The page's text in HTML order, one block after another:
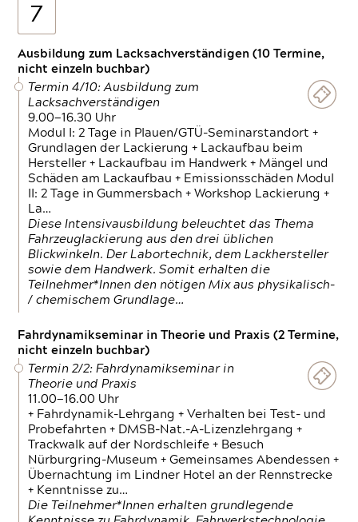
7
Ausbildung zum Lacksachverständigen (10 Termine,
nicht einzeln buchbar)
Termin 4/10: Ausbildung zum
Lacksachverständigen
9.00—16.30 Uhr
Modul I: 2 Tage in Plauen/GTÜ-Seminarstandort +
Grundlagen der Lackierung + Lackaufbau beim
Hersteller + Lackaufbau im Handwerk + Mängel und
Schäden am Lackaufbau + Emissionsschäden Modul
II: 2 Tage in Gummersbach + Workshop Lackierung +
La…
Diese Intensivausbildung beleuchtet das Thema
Fahrzeuglackierung aus den drei üblichen
Blickwinkeln. Der Labortechnik, dem Lackhersteller
sowie dem Handwerk. Somit erhalten die
Teilnehmer*Innen den nötigen Mix aus physikalisch-
/ chemischem Grundlage…
Fahrdynamikseminar in Theorie und Praxis (2 Termine,
nicht einzeln buchbar)
Termin 2/2: Fahrdynamikseminar in
Theorie und Praxis
11.00—16.00 Uhr
+ Fahrdynamik-Lehrgang + Verhalten bei Test- und
Probefahrten + DMSB-Nat.-A-Lizenzlehrgang +
Trackwalk auf der Nordschleife + Besuch
Nürburgring-Museum + Gemeinsames Abendessen +
Übernachtung im Lindner Hotel an der Rennstrecke
+ Kenntnisse zu…
Die Teilnehmer*Innen erhalten grundlegende